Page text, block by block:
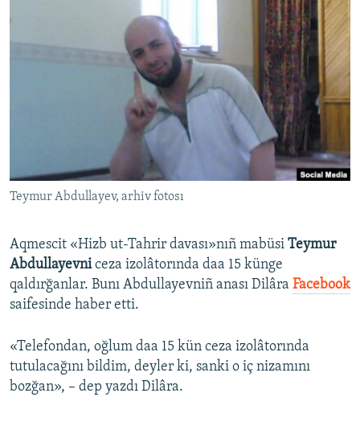
QOŞULIÑIZ!
RFE/RS bütün saytları
Teymur Abdullayev, arhiv fotosı
Aqmescit «Hizb ut-Tahrir davası»nıñ mabüsi Teymur
Abdullayevniceza izolâtorında daa 15 künge
qaldırğanlar. Bunı Abdullayevniñ anası Dilâra Facebook
saifesinde haber etti.
«Telefondan, oğlum daa 15 kün ceza izolâtorında
tutulacağını bildim, deyler ki, sanki o iç nizamını
bozğan», – dep yazdı Dilâra.